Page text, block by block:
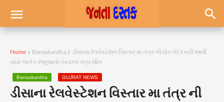
Home Banaskantha
ડીસાના રેલવેસ્ટેશન વિસ્તાર મા તંત્ર ની ઘોર બેદરકારી આવી
સામે અનેક રજૂઆતો તેમ છતાં તંત્ર મૌન
Banaskantha GUJRAT NEWS
ડીસાના રેલવેસ્ટેશન વિસ્તાર મા તંત્ર ની